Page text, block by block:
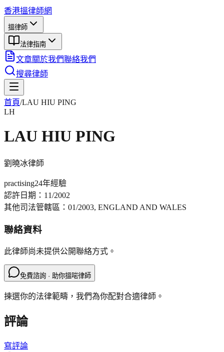
香港搵律師網
搵律師
法律指南
文章關於我們聯絡我們
搜尋律師
首頁/LAU HIU PING
LH
LAU HIU PING
劉曉冰律師
practising24年經驗
認許日期： 11/2002
其他司法管轄區： 01/2003, ENGLAND AND WALES
聯絡資料
此律師尚未提供公開聯絡方式。
免費諮詢 · 助你搵啱律師
揀選你的法律範疇，我們為你配對合適律師。
評論
寫評論